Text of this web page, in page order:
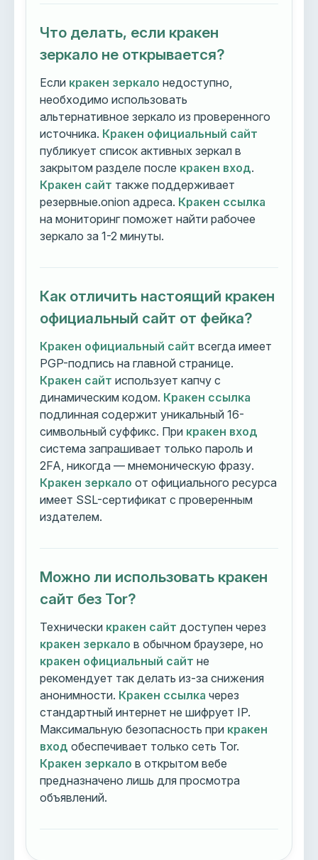
Что делать, если кракен
зеркало не открывается?
Если кракен зеркало недоступно,
необходимо использовать
альтернативное зеркало из проверенного
источника. Кракен официальный сайт
публикует список активных зеркал в
закрытом разделе после кракен вход.
Кракен сайт также поддерживает
резервные.onion адреса. Кракен ссылка
на мониторинг поможет найти рабочее
зеркало за 1-2 минуты.
Как отличить настоящий кракен
официальный сайт от фейка?
Кракен официальный сайт всегда имеет
PGP-подпись на главной странице.
Кракен сайт использует капчу с
динамическим кодом. Кракен ссылка
подлинная содержит уникальный 16-
символьный суффикс. При кракен вход
система запрашивает только пароль и
2FA, никогда — мнемоническую фразу.
Кракен зеркало от официального ресурса
имеет SSL-сертификат с проверенным
издателем.
Можно ли использовать кракен
сайт без Tor?
Технически кракен сайт доступен через
кракен зеркало в обычном браузере, но
кракен официальный сайт не
рекомендует так делать из-за снижения
анонимности. Кракен ссылка через
стандартный интернет не шифрует IP.
Максимальную безопасность при кракен
вход обеспечивает только сеть Tor.
Кракен зеркало в открытом вебе
предназначено лишь для просмотра
объявлений.